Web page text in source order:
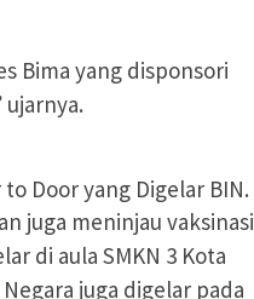
Bima yang disponsori
ujarnya.
Door yang Digelar BIN.
juga meninjau vaksinasi
di aula SMKN 3 Kota
juga digelar pada